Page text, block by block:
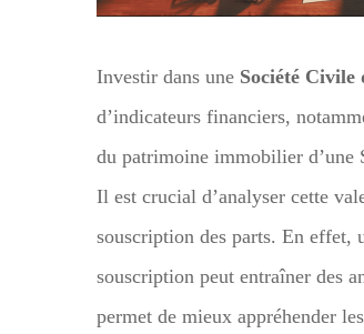
Investir dans une Société
d’indicateurs financiers,
du patrimoine immobilier d’une
Il est crucial d’analyser cette
souscription des parts. En
souscription peut entraîner des
permet de mieux appréhender